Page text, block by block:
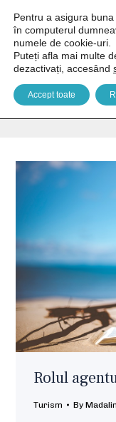
Rolul
Turism By
Pentru a asigura
în computerul
numele de cookie-uri.
Puteți afla mai multe
dezactivați, accesând
Accept toate